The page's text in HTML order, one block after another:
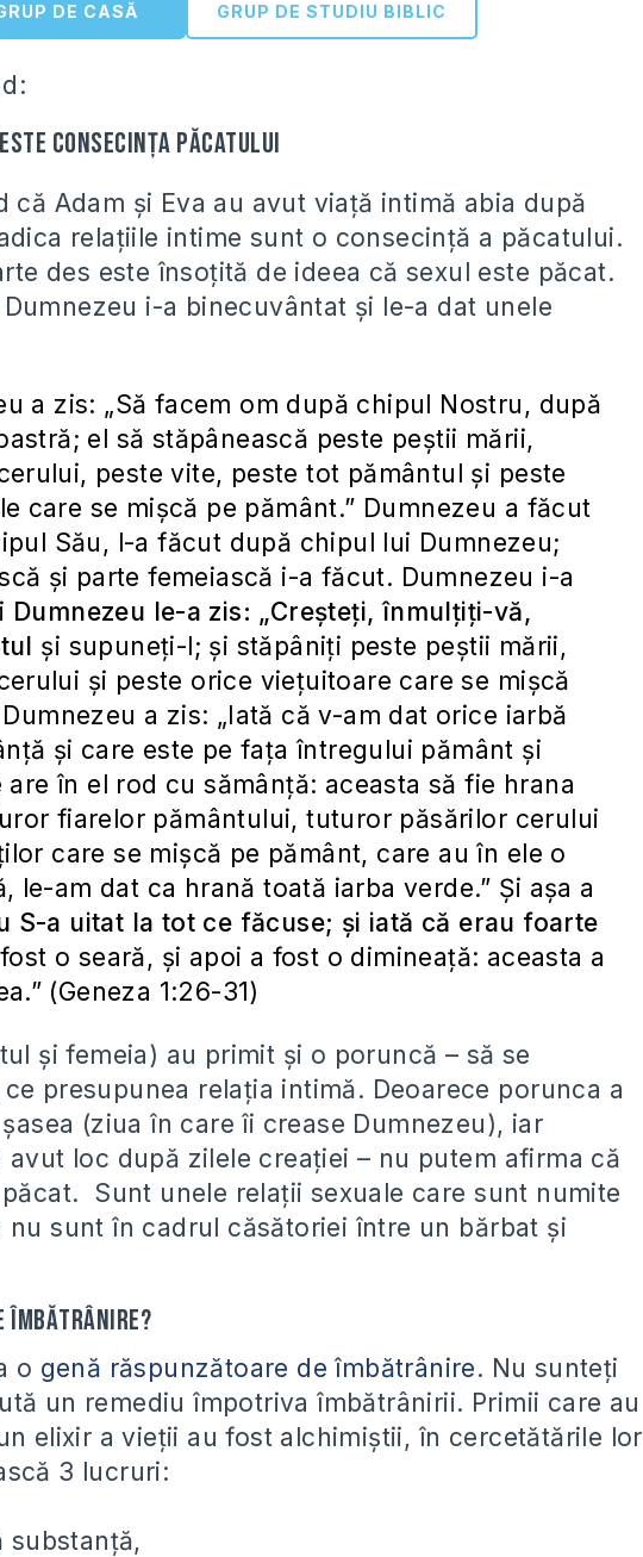
DE CASĂ GRUP DE STUDIU BIBLIC
consecința păcatului
că Adam și Eva au avut viață intimă abia după
relațiile intime sunt o consecință a păcatului.
des este însoțită de ideea că sexul este păcat.
i-a binecuvântat și le-a dat unele
a zis: „Să facem om după chipul Nostru, după
el să stăpânească peste peştii mării,
peste vite, peste tot pământul şi peste
care se mişcă pe pământ.” Dumnezeu a făcut
Său, l-a făcut după chipul lui Dumnezeu;
şi parte femeiască i-a făcut. Dumnezeu i-a
Dumnezeu le-a zis: „Creşteţi, înmulţiţi-vă,
şi supuneţi-l; şi stăpâniţi peste peştii mării,
şi peste orice vieţuitoare care se mişcă
Dumnezeu a zis: „Iată că v-am dat orice iarbă
şi care este pe faţa întregului pământ şi
în el rod cu sămânţă: aceasta să fie hrana
fiarelor pământului, tuturor păsărilor cerului
care se mişcă pe pământ, care au în ele o
le-am dat ca hrană toată iarba verde.” Şi aşa a
S-a uitat la tot ce făcuse; şi iată că erau foarte
o seară, şi apoi a fost o dimineaţă: aceasta a
(Geneza 1:26-31)
și femeia) au primit și o poruncă – să se
presupunea relația intimă. Deoarece porunca a
(ziua în care îi crease Dumnezeu), iar
avut loc după zilele creației – nu putem afirma că
Sunt unele relații sexuale care sunt numite
nu sunt în cadrul căsătoriei între un bărbat și
îmbătrânire?
o genă răspunzătoare de îmbătrânire. Nu sunteți
un remediu împotriva îmbătrânirii. Primii care au
elixir a vieții au fost alchimiștii, în cercetătările lor
3 lucruri:
substanță,